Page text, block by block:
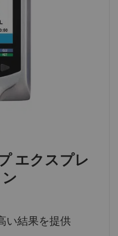
エクスプレ
い結果を提供